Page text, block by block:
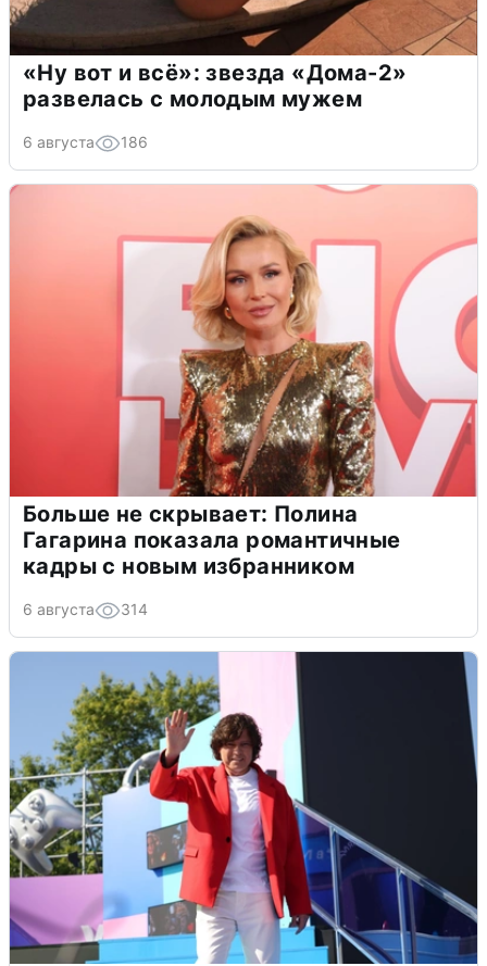
«Ну вот и всё»: звезда «Дома-2»
развелась с молодым мужем
6 августа 186
Больше не скрывает: Полина
Гагарина показала романтичные
кадры с новым избранником
6 августа 314